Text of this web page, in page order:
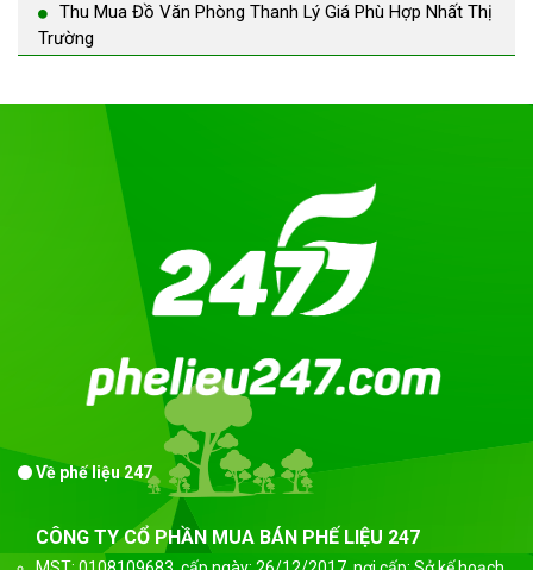
Thu Mua Đồ Văn Phòng Thanh Lý Giá Phù Hợp Nhất Thị
Trường
Về phế liệu 247
CÔNG TY CỔ PHẦN MUA BÁN PHẾ LIỆU 247